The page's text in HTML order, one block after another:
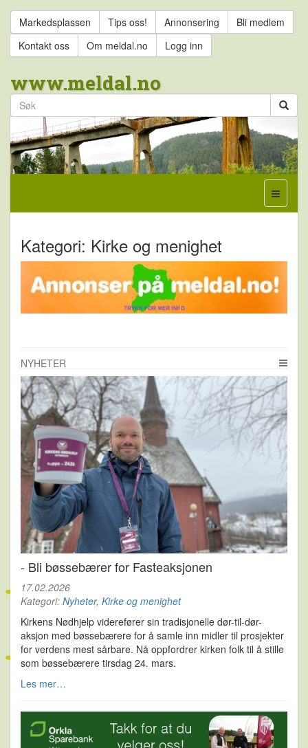
Markedsplassen Tips oss! Annonsering
Bli medlem
Kontakt oss
Om meldal.no Logg inn
www.meldal.no
Kategori: Kirke og menighet
NYHETER
- Bli bøssebærer for Fasteaksjonen
17.02.2026
Kategori: Nyheter, Kirke og menighet
Kirkens Nødhjelp viderefører sin tradisjonelle dør-til-dør-
aksjon med bøssebærere for å samle inn midler til prosjekter
for verdens mest sårbare. Nå oppfordrer kirken folk til å stille
som bøssebærere tirsdag 24. mars.
Les mer…